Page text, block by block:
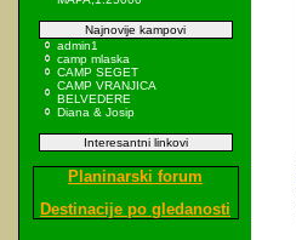
Najnovije kampovi
admin1
camp mlaska
CAMP SEGET
CAMP VRANJICA
BELVEDERE
Diana & Josip
Interesantni linkovi
Planinarski forum
Destinacije po gledanosti